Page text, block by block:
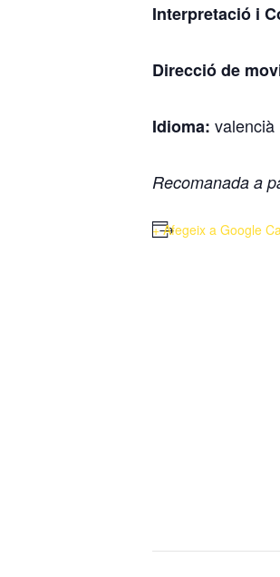
Interpretació i
Direcció de
Idioma: valencià
Recomanada a
+ Afegeix a Google